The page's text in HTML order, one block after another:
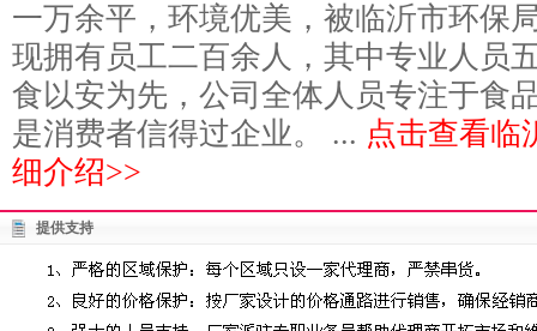
一万余平，环境优美，被临沂市环保
现拥有员工二百余人，其中专业人员
食以安为先，公司全体人员专注于食
是消费者信得过企业。 ... 点击查看临
细介绍>>
提供支持